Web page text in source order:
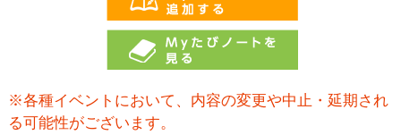
※各種イベントにおいて、内容の変更や中止・延期され
る可能性がございます。